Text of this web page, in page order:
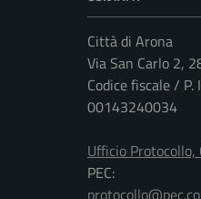
Città di Arona
Via San Carlo 2,
Codice fiscale /
00143240034
Ufficio
PEC: